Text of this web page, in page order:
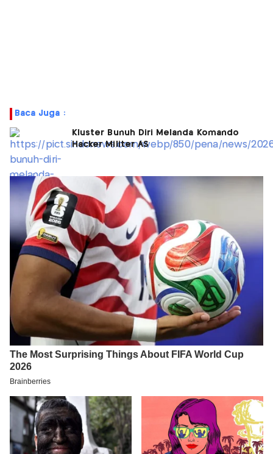
Baca Juga :
Kluster Bunuh Diri Melanda Komando
Hacker Militer AS